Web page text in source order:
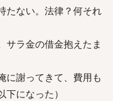
たない。法律？何それ
サラ金の借金抱えたま
に謝ってきて、費用も
になった）